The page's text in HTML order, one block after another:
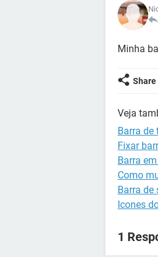
Minha
Share
Veja
Barra de
Fixar
Barra
Como
Barra de
Icones
1